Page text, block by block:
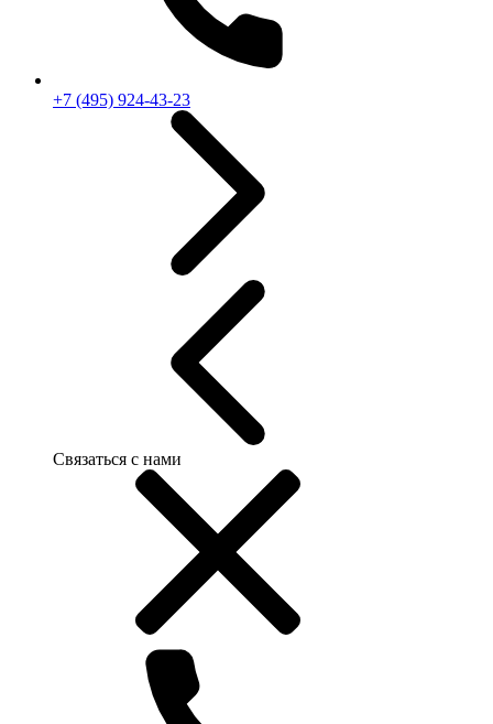
+7 (495) 924-43-23
Связаться с нами